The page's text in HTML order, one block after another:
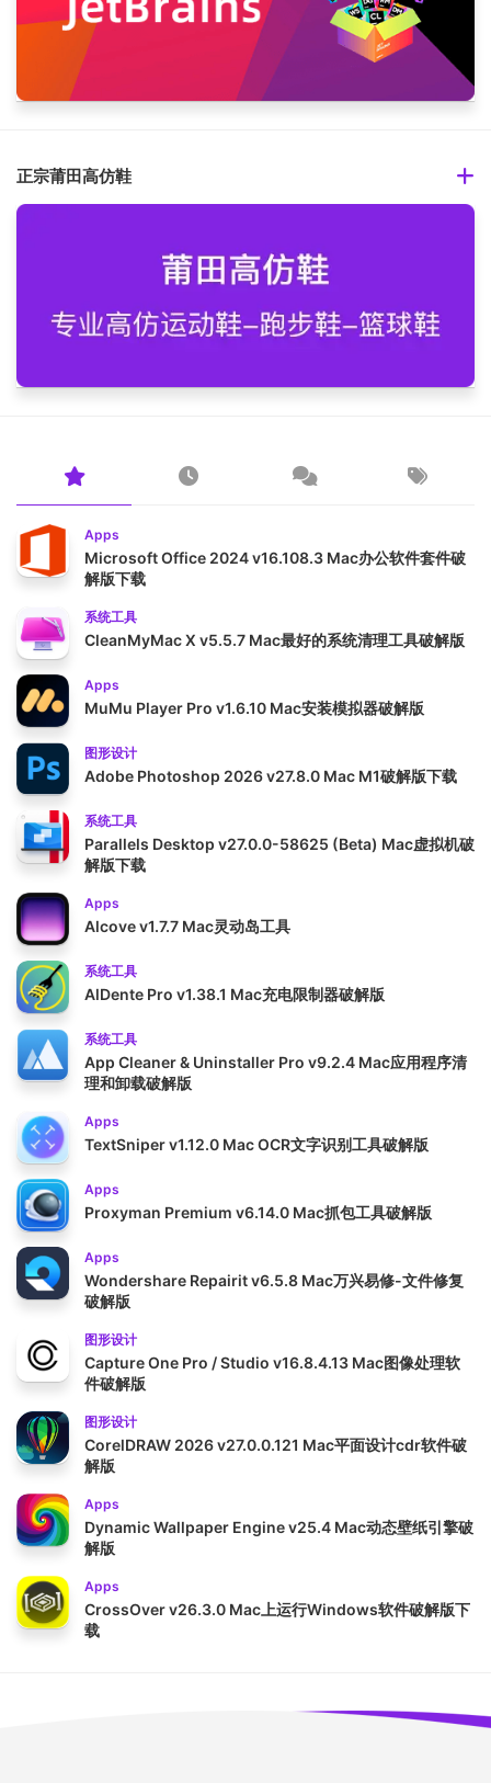
正宗莆田高仿鞋
Apps
Microsoft Office 2024 v16.108.3 Mac办公软件套件破
解版下载
系统工具
CleanMyMac X v5.5.7 Mac最好的系统清理工具破解版
Apps
MuMu Player Pro v1.6.10 Mac安装模拟器破解版
图形设计
Adobe Photoshop 2026 v27.8.0 Mac M1破解版下载
系统工具
Parallels Desktop v27.0.0-58625 (Beta) Mac虚拟机破
解版下载
Apps
Alcove v1.7.7 Mac灵动岛工具
系统工具
AlDente Pro v1.38.1 Mac充电限制器破解版
系统工具
App Cleaner & Uninstaller Pro v9.2.4 Mac应用程序清
理和卸载破解版
Apps
TextSniper v1.12.0 Mac OCR文字识别工具破解版
Apps
Proxyman Premium v6.14.0 Mac抓包工具破解版
Apps
Wondershare Repairit v6.5.8 Mac万兴易修-文件修复
破解版
图形设计
Capture One Pro / Studio v16.8.4.13 Mac图像处理软
件破解版
图形设计
CorelDRAW 2026 v27.0.0.121 Mac平面设计cdr软件破
解版
Apps
Dynamic Wallpaper Engine v25.4 Mac动态壁纸引擎破
解版
Apps
CrossOver v26.3.0 Mac上运行Windows软件破解版下
载